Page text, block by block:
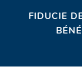
r
s
FIDUCIE